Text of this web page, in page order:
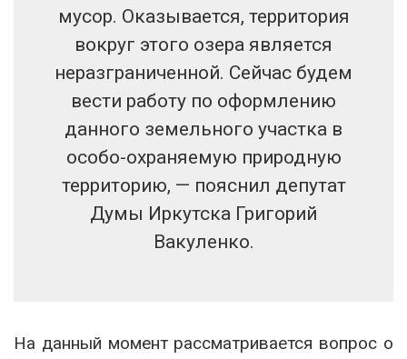
мусор. Оказывается, территория
вокруг этого озера является
неразграниченной. Сейчас будем
вести работу по оформлению
данного земельного участка в
особо-охраняемую природную
территорию, — пояснил депутат
Думы Иркутска Григорий
Вакуленко.
На данный момент рассматривается вопрос о